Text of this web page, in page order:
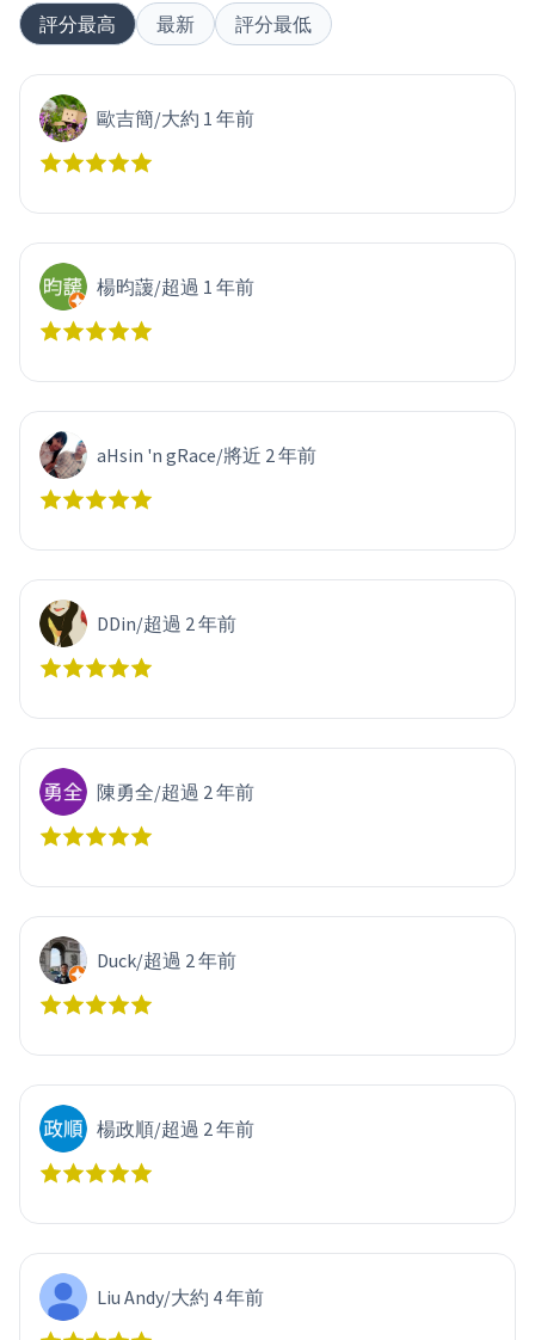
評分最高 最新 評分最低
歐吉簡/大約 1 年前
楊昀蘐/超過 1 年前
aHsin 'n gRace/將近 2 年前
DDin/超過 2 年前
陳勇全/超過 2 年前
Duck/超過 2 年前
楊政順/超過 2 年前
Liu Andy/大約 4 年前